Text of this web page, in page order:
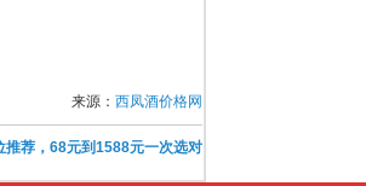
来源： 西凤酒价格网
荐，68元到1588元一次选对